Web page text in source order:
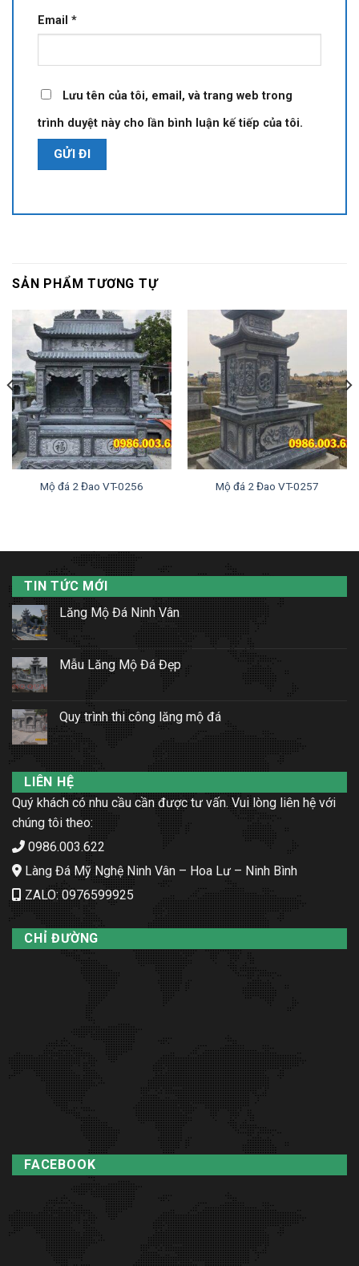
Email *
Lưu tên của tôi, email, và trang web trong
trình duyệt này cho lần bình luận kế tiếp của tôi.
SẢN PHẨM TƯƠNG TỰ
Mộ đá 2 Đao VT-0256 Mộ đá 2 Đao VT-0257
TIN TỨC MỚI
Lăng Mộ Đá Ninh Vân
Mẫu Lăng Mộ Đá Đẹp
Quy trình thi công lăng mộ đá
LIÊN HỆ
Quý khách có nhu cầu cần được tư vấn. Vui lòng liên hệ với
chúng tôi theo:
0986.003.622
Làng Đá Mỹ Nghệ Ninh Vân – Hoa Lư – Ninh Bình
ZALO: 0976599925
CHỈ ĐƯỜNG
FACEBOOK